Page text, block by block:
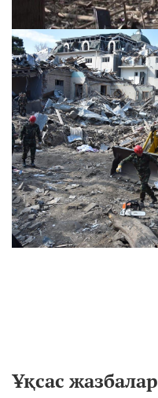
Ұқсас жазбалар